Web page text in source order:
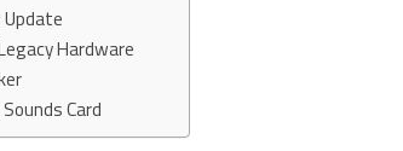
Update
Hardware
Card